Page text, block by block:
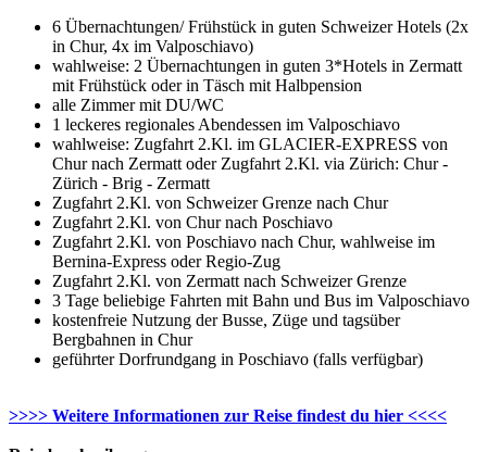
6 Übernachtungen/ Frühstück in guten Schweizer Hotels (2x
in Chur, 4x im Valposchiavo)
wahlweise: 2 Übernachtungen in guten 3*Hotels in Zermatt
mit Frühstück oder in Täsch mit Halbpension
alle Zimmer mit DU/WC
1 leckeres regionales Abendessen im Valposchiavo
wahlweise: Zugfahrt 2.Kl. im GLACIER-EXPRESS von
Chur nach Zermatt oder Zugfahrt 2.Kl. via Zürich: Chur -
Zürich - Brig - Zermatt
Zugfahrt 2.Kl. von Schweizer Grenze nach Chur
Zugfahrt 2.Kl. von Chur nach Poschiavo
Zugfahrt 2.Kl. von Poschiavo nach Chur, wahlweise im
Bernina-Express oder Regio-Zug
Zugfahrt 2.Kl. von Zermatt nach Schweizer Grenze
3 Tage beliebige Fahrten mit Bahn und Bus im Valposchiavo
kostenfreie Nutzung der Busse, Züge und tagsüber
Bergbahnen in Chur
geführter Dorfrundgang in Poschiavo (falls verfügbar)
>>>> Weitere Informationen zur Reise findest du hier <<<<